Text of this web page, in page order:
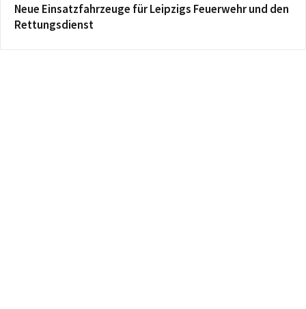
Neue Einsatzfahrzeuge für Leipzigs Feuerwehr und den
Rettungsdienst